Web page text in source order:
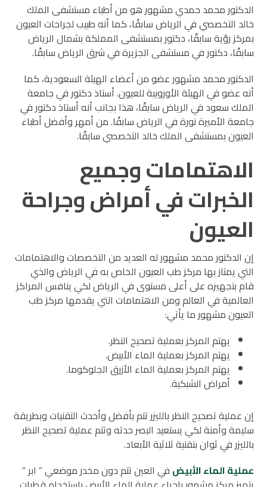
الدكتور محمد حمدي مشهور هو من أطباء مستشفى الملك
خالد التخصصي في الرياض سابقًا، كما أنه طبيب لجراحات العيون
بمركز رؤية سابقًا، دكتور بمستشفى المملكة بشمال الرياض
سابقًا، دكتور في مستشفى الجزيرة في شرق الرياض سابقًا.
الدكتور محمد مشهور عضو من أعضاء الهيئة السعودية، كما
أنه عضو في الهيئة الأوروبية للعيون. أستاذ دكتور في جامعة
الملك سعود في الرياض سابقًا، هذا بجانب أنه أستاذ دكتور في
جامعة الأميرة نورة في الرياض سابقًا. من أمهر وأفضل أطباء
العيون بمستشفى الملك خالد التخصصي سابقًا.
الاهتمامات وجميع
الخبرات في أمراض وجراحة
العيون
إن الدكتور محمد مشهور له العديد من التخصصات والاهتمامات
التي يمتاز بها مركز طب العيون الخاص به في الرياض والذي
قام بتجهيزه على أعلى مستوى في الرياض لكي ينافس المراكز
العالمية في العالم ومن الاهتمامات التي يقدمها مركز طب
العيون مشهور ما يأتي:
يهتم المركز بعملية تصحيح النظر.
يهتم المركز بعملية الماء الأبيض.
يهتم المركز بعملية الماء الأزرق الجلوكوما.
أمراض الشبكية.
إن عملية تصحيح النظر بالليزر تتم بأفضل وأحدث التقنيات وبطريقة
سليمة وأمنة لكي يستعيد البصر حدته وتتم عملية تصحيح النظر
بالليزر في ثوان بتقنية ثلاثية الأبعاد.
عملية الماء الأبيض في العين تتم دون مخدر موضعي ” ابر ”